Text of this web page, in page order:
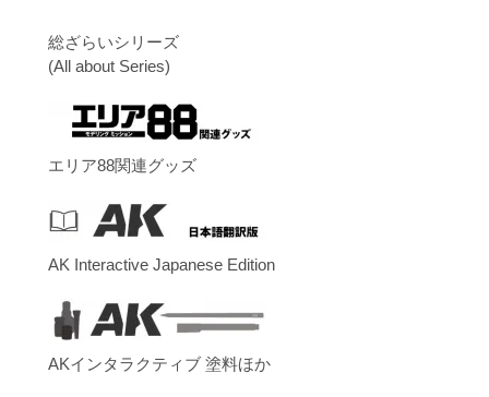
総ざらいシリーズ
(All about Series)
エリア88関連グッズ
AK Interactive Japanese Edition
AKインタラクティブ 塗料ほか